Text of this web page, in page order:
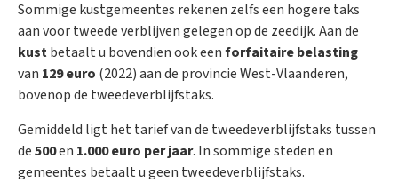
Sommige kustgemeentes rekenen zelfs een hogere taks
aan voor tweede verblijven gelegen op de zeedijk. Aan de
kustbetaalt u bovendien ook eenforfaitaire belasting
van 129 euro (2022) aan de provincie West-Vlaanderen,
bovenop de tweedeverblijfstaks.
Gemiddeld ligt het tarief van de tweedeverblijfstaks tussen
de500en 1.000 euro per jaar. In sommige steden en
gemeentes betaalt u geen tweedeverblijfstaks.